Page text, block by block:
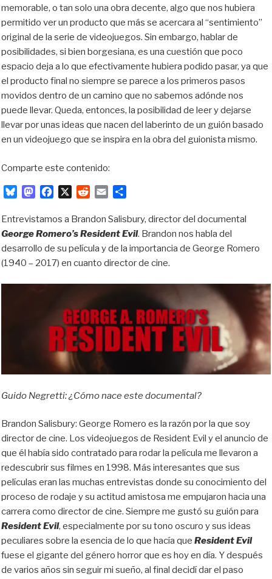
memorable, o tan solo una obra decente, algo que nos hubiera
permitido ver un producto que más se acercara al “sentimiento”
original de la serie de videojuegos. Sin embargo, hablar de
posibilidades, si bien borgesiana, es una cuestión que poco
espacio deja a lo que efectivamente hubiera podido pasar, ya que
el producto final no siempre se parece a los primeros pasos
movidos dentro de un camino que no sabemos adónde nos
puede llevar. Queda, entonces, la posibilidad de leer y dejarse
llevar por unas ideas que nacen del laberinto de un guión basado
en un videojuego que se inspira en la obra del guionista mismo.
Comparte este contenido:
u
e
s
k
M
s
t
o
d
n
c
e
b
o
k
X
d
d
i
t
a
i
l
m
p
a
i
Entrevistamos a Brandon Salisbury, director del documental
George Romero’s Resident Evil. Brandon nos habla del
desarrollo de su película y de la importancia de George Romero
(1940 – 2017) en cuanto director de cine.
Guido Negretti: ¿Cómo nace este documental?
Brandon Salisbury: George Romero es la razón por la que soy
director de cine. Los videojuegos de Resident Evil y el anuncio de
que él había sido contratado para rodar la película me llevaron a
redescubrir sus filmes en 1998. Más interesantes que sus
películas eran las muchas entrevistas donde su conocimiento del
proceso de rodaje y su actitud amistosa me empujaron hacia una
carrera como director de cine. Siempre me gustó su guión para
Resident Evil, especialmente por su tono oscuro y sus ideas
peculiares sobre la esencia de lo que hacía que Resident Evil
fuese el gigante del género horror que es hoy en día. Y después
de varios años sin seguir mi sueño, al final decidí dar el paso